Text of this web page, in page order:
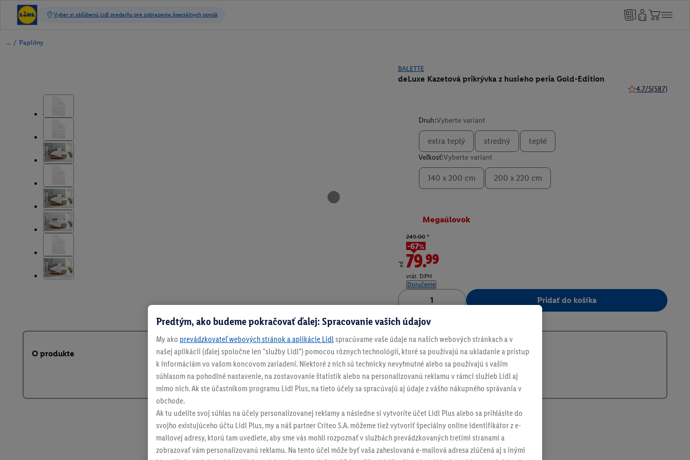
/ Paplóny
BALETTE
deLuxe Kazetová prikrývka z husieho peria Gold-Edition
4.7/5(587)
Druh:Vyberte variant
extra teplý stredný teplé
Veľkosť:Vyberte variant
140 x 200 cm 200 x 220 cm
Megaúlovok
od
249.00*
-67%
79.99
vrát. DPH
Doručenie
Pridať do košíka
Číslo produktu:
O produkte
Predtým, ako budeme pokračovať ďalej: Spracovanie vašich údajov
My ako prevádzkovateľ webových stránok a aplikácie Lidl spracúvame vaše údaje na našich webových stránkach a v
našej aplikácii (ďalej spoločne len "služby Lidl") pomocou rôznych technológií, ktoré sa používajú na ukladanie a prístup
k informáciám vo vašom koncovom zariadení. Niektoré z nich sú technicky nevyhnutné alebo sa používajú s vaším
súhlasom na pohodlné nastavenie, na zostavovanie štatistík alebo na personalizovanú reklamu v rámci služieb Lidl aj
mimo nich. Ak ste účastníkom programu Lidl Plus, na tieto účely sa spracúvajú aj údaje z vášho nákupného správania v
obchode.
Ak tu udelíte svoj súhlas na účely personalizovanej reklamy a následne si vytvoríte účet Lidl Plus alebo sa prihlásite do
svojho existujúceho účtu Lidl Plus, my a náš partner Criteo S.A. môžeme tiež vytvoriť špeciálny online identifikátor z e-
mailovej adresy, ktorú tam uvediete, aby sme vás mohli rozpoznať v službách prevádzkovaných tretími stranami a
zobrazovať vám personalizovanú reklamu. Na tento účel môže byť vaša zaheslovaná e-mailová adresa zlúčená aj s inými